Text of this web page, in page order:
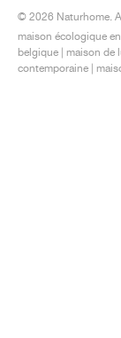
© 2026 Naturhome.
maison écologique
belgique
maison de
contemporaine